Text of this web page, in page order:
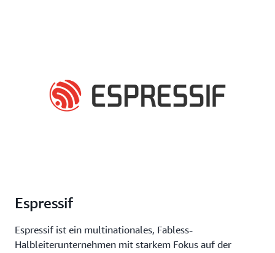
Espressif
Espressif ist ein multinationales, Fabless-
Halbleiterunternehmen mit starkem Fokus auf der